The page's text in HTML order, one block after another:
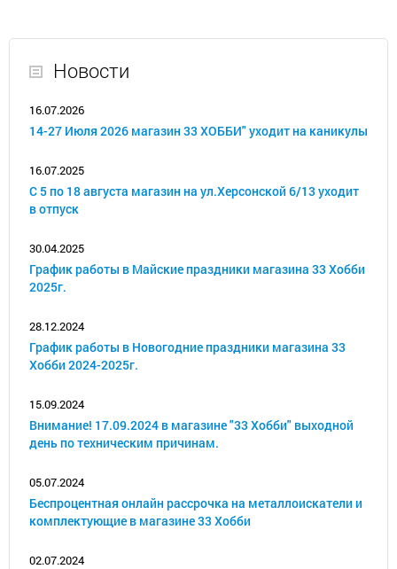
Новости
16.07.2026
14-27 Июля 2026 магазин 33 ХОББИ" уходит на каникулы
16.07.2025
С 5 по 18 августа магазин на ул.Херсонской 6/13 уходит
в отпуск
30.04.2025
График работы в Майские праздники магазина 33 Хобби
2025г.
28.12.2024
График работы в Новогодние праздники магазина 33
Хобби 2024-2025г.
15.09.2024
Внимание! 17.09.2024 в магазине "33 Хобби" выходной
день по техническим причинам.
05.07.2024
Беспроцентная онлайн рассрочка на металлоискатели и
комплектующие в магазине 33 Хобби
02.07.2024